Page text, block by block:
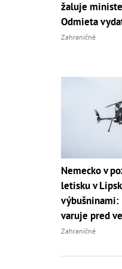
žaluje
Odmieta
Zahraničné
Nemecko v
letisku v
varuje pred
Zahraničné